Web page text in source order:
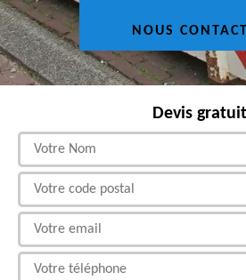
NOUS
Devis gratuit